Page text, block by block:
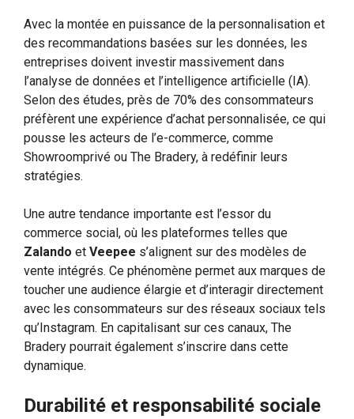
Avec la montée en puissance de la personnalisation et
des recommandations basées sur les données, les
entreprises doivent investir massivement dans
l’analyse de données et l’intelligence artificielle (IA).
Selon des études, près de 70% des consommateurs
préfèrent une expérience d’achat personnalisée, ce qui
pousse les acteurs de l’e-commerce, comme
Showroomprivé ou The Bradery, à redéfinir leurs
stratégies.
Une autre tendance importante est l’essor du
commerce social, où les plateformes telles que
Zalando et Veepee s’alignent sur des modèles de
vente intégrés. Ce phénomène permet aux marques de
toucher une audience élargie et d’interagir directement
avec les consommateurs sur des réseaux sociaux tels
qu’Instagram. En capitalisant sur ces canaux, The
Bradery pourrait également s’inscrire dans cette
dynamique.
Durabilité et responsabilité sociale